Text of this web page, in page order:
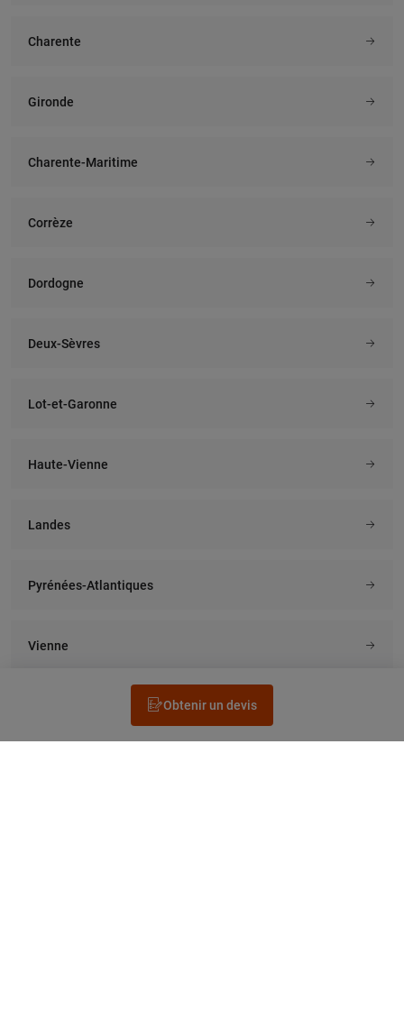
Obtenir un devis
Charente
Gironde
Charente-Maritime
Corrèze
Dordogne
Deux-Sèvres
Lot-et-Garonne
Haute-Vienne
Landes
Pyrénées-Atlantiques
Vienne